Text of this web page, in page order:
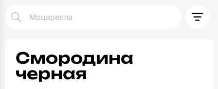
Смородина
черная